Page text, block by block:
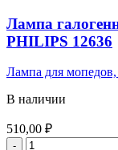
(1
нить
к-
Лампа
PHILIPS 12636
Лампа для
В наличии
510,00 ₽
Количество